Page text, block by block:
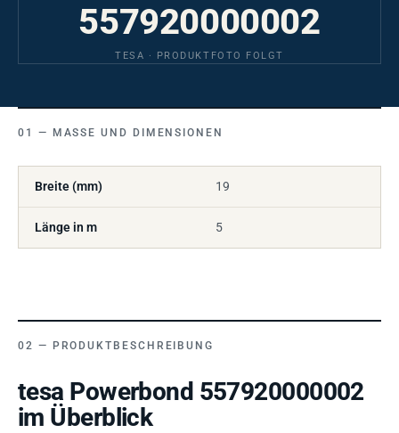
557920000002
TESA · PRODUKTFOTO FOLGT
MASSE UND DIMENSIONEN
Breite (mm) 19
Länge in m 5
PRODUKTBESCHREIBUNG
tesa Powerbond 557920000002
im Überblick